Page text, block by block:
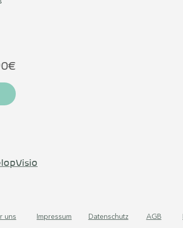
€
uns Impressum Datenschutz AGB